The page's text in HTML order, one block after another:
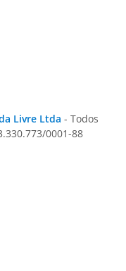
Livre Ltda - Todos
0001-88